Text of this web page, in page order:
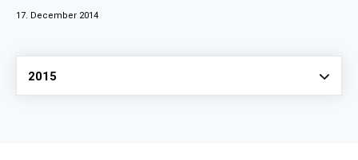
17. December 2014
Vyberte
2015